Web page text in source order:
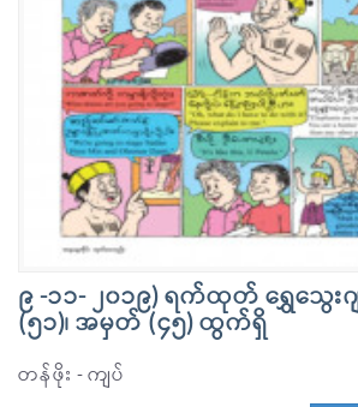
၉ -၁၁- ၂၀၁၉) ရက်ထုတ် ရွှေသွေး
(၅၁)၊ အမှတ် (၄၅) ထွက်ရှိ
တန်ဖိုး - ကျပ်